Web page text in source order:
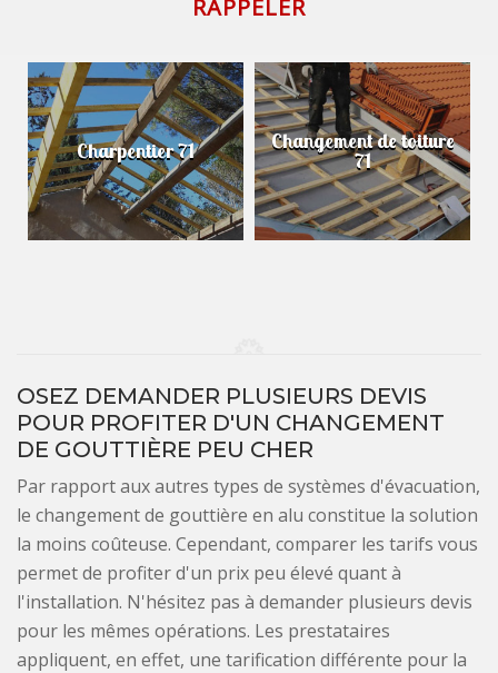
Charpentier 71 Changement de toiture
71
OSEZ DEMANDER PLUSIEURS DEVIS
POUR PROFITER D'UN CHANGEMENT
DE GOUTTIÈRE PEU CHER
Par rapport aux autres types de systèmes d'évacuation,
le changement de gouttière en alu constitue la solution
la moins coûteuse. Cependant, comparer les tarifs vous
permet de profiter d'un prix peu élevé quant à
l'installation. N'hésitez pas à demander plusieurs devis
pour les mêmes opérations. Les prestataires
appliquent, en effet, une tarification différente pour la